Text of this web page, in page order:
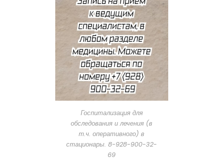
Госпитализация для
обследования и лечения (в
т.ч. оперативного) в
стационары. 8-928-900-32-
69